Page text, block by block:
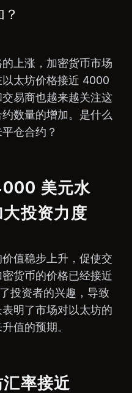
上涨，加密货币市场
太坊价格接近 4000
易商也越来越关注这
数量的增加。是什么
仓合约？
美元水
投资力度
值稳步上升，促使交
货币的价格已经接近
投资者的兴趣，导致
明了市场对以太坊的
值的预期。
率接近